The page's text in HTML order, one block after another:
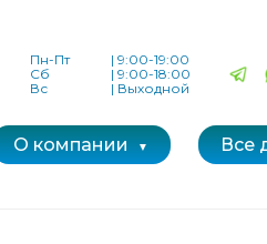
Пн-Пт | 9:00-19:00
Сб
| 9:00-18:00
Вс
| Выходной
О компании Все